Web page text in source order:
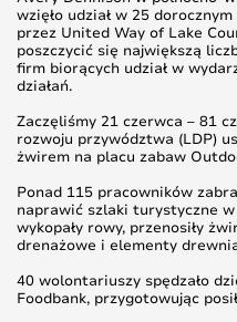
wzięło udział w 25
przez United Way of Lake
poszczycić się największą
firm biorących udział w
działań.
Zaczęliśmy 21 czerwca – 81
rozwoju przywództwa (LDP)
żwirem na placu zabaw
Ponad 115 pracowników
naprawić szlaki turystyczne w
wykopały rowy, przenosiły
drenażowe i elementy
40 wolontariuszy spędzało
Foodbank, przygotowując